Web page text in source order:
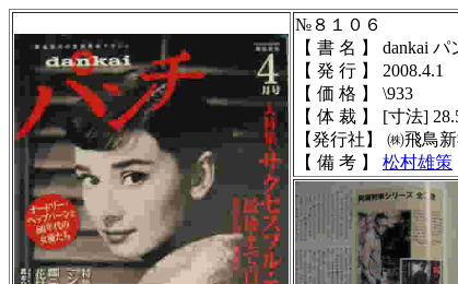
№８１０６
【 書 名 】 dankai
【 発 行 】 2008.4.1
【 価 格 】 \933
【 体 裁 】 [寸法]
【発行社】 ㈱飛鳥
【 備 考 】 松村雄策